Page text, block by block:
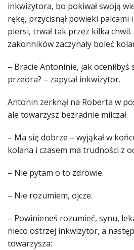
inkwizytora, bo pokiwał swoją
rękę, przycisnął powieki palcami
piersi, trwał tak przez kilka chwil.
zakonników zaczynały boleć
– Bracie Antoninie, jak
przeora? – zapytał inkwizytor.
Antonin zerknął na Roberta w
ale towarzysz bezradnie milczał.
– Ma się dobrze – wyjąkał w
kolana i czasem ma trudności z
– Nie pytam o to zdrowie.
– Nie rozumiem, ojcze.
– Powinieneś rozumieć, synu,
nieco ostrzej inkwizytor, a
towarzysza: